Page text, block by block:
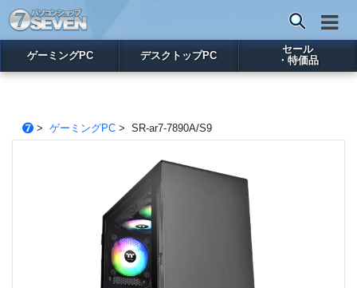
ゲーミングPC デスクトップPC
セール
・特価品
> ゲーミングPC> SR-ar7-7890A/S9